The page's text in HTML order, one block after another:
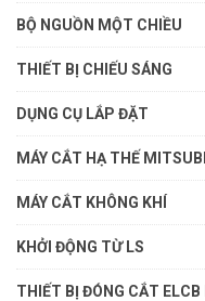
BỘ NGUỒN MỘT CHIỀU
THIẾT BỊ CHIẾU SÁNG
DỤNG CỤ LẮP ĐẶT
MÁY CẮT HẠ THẾ
MÁY CẮT KHÔNG KHÍ
KHỞI ĐỘNG TỪ LS
THIẾT BỊ ĐÓNG CẮT ELCB